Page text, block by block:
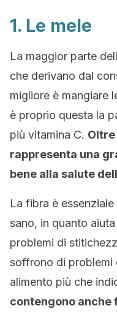
1. Le mele
La maggior parte
che derivano dal
migliore è mangiare
è proprio questa la
più vitamina C.
rappresenta una
bene alla salute
La fibra è
sano, in quanto
problemi di
soffrono di problemi
alimento più che
contengono anche